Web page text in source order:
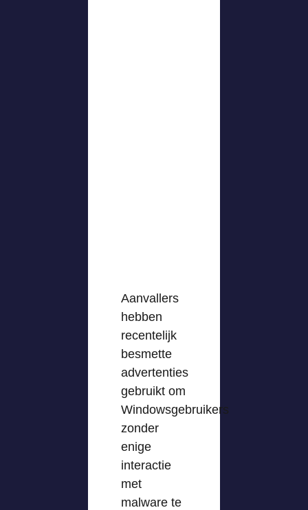
Aanvallers
hebben
recentelijk
besmette
advertenties
gebruikt om
Windowsgebruikers
zonder
enige
interactie
met
malware te